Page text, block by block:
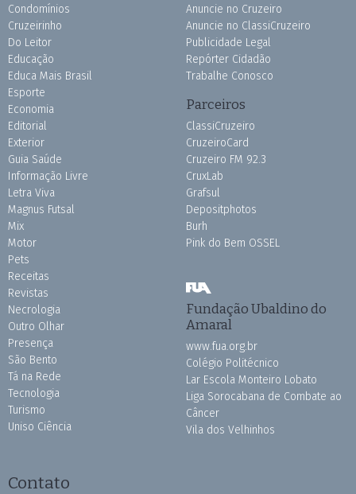
Condomínios
Cruzeirinho
Do Leitor
Educação
Educa Mais Brasil
Esporte
Economia
Editorial
Exterior
Guia Saúde
Informação Livre
Letra Viva
Magnus Futsal
Mix
Motor
Pets
Receitas
Revistas
Necrologia
Outro Olhar
Presença
São Bento
Tá na Rede
Tecnologia
Turismo
Uniso Ciência
Anuncie no Cruzeiro
Anuncie no ClassiCruzeiro
Publicidade Legal
Repórter Cidadão
Trabalhe Conosco
Parceiros
ClassiCruzeiro
CruzeiroCard
Cruzeiro FM 92.3
CruxLab
Grafsul
Depositphotos
Burh
Pink do Bem OSSEL
Fundação Ubaldino do
Amaral
www.fua.org.br
Colégio Politécnico
Lar Escola Monteiro Lobato
Liga Sorocabana de Combate ao
Câncer
Vila dos Velhinhos
Contato